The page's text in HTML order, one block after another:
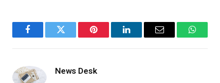
FacebookTwitter Pinterest LinkedInEmail
News Desk